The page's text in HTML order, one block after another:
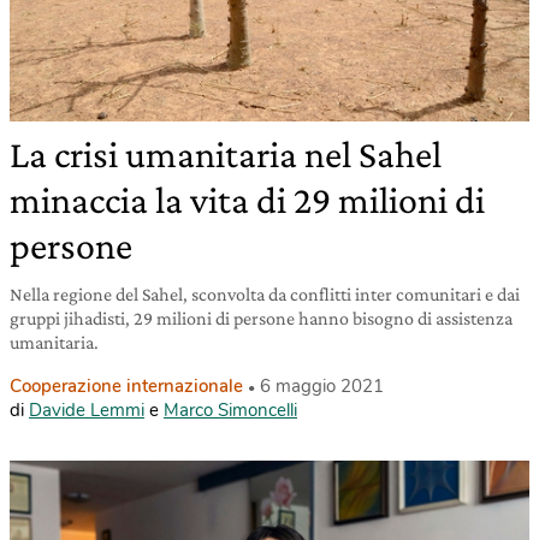
La crisi umanitaria nel Sahel
minaccia la vita di 29 milioni di
persone
Nella regione del Sahel, sconvolta da conflitti inter comunitari e dai
gruppi jihadisti, 29 milioni di persone hanno bisogno di assistenza
umanitaria.
Cooperazione internazionale
6 maggio 2021
di Davide Lemmi e Marco Simoncelli